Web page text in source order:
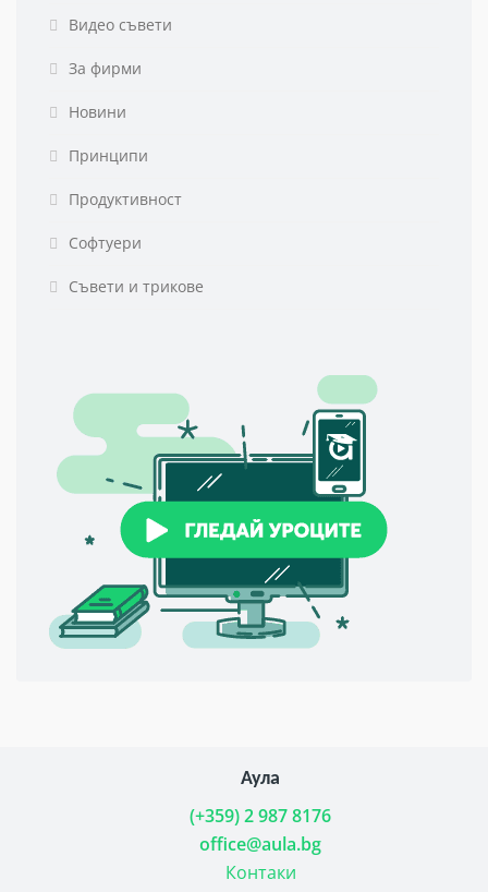
Видео съвети
За фирми
Новини
Принципи
Продуктивност
Софтуери
Съвети и трикове
Аула
(+359) 2 987 8176
office@aula.bg
Контаки